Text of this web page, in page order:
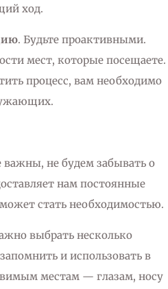
ход.
. Будьте проактивными.
мест, которые посещаете.
процесс, вам необходимо
важны, не будем забывать о
нам постоянные
стать необходимостью.
выбрать несколько
и использовать в
местам — глазам, носу